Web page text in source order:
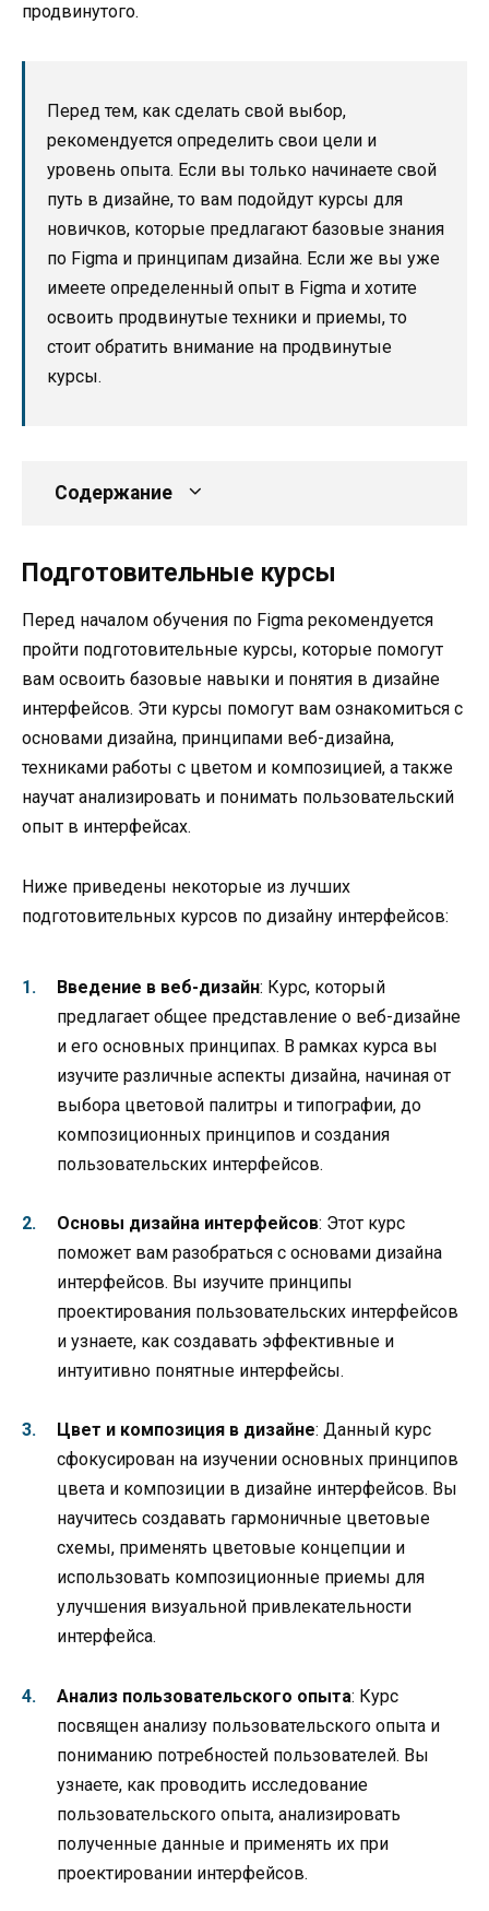
продвинутого.
Перед тем, как сделать свой выбор,
рекомендуется определить свои цели и
уровень опыта. Если вы только начинаете свой
путь в дизайне, то вам подойдут курсы для
новичков, которые предлагают базовые знания
по Figma и принципам дизайна. Если же вы уже
имеете определенный опыт в Figma и хотите
освоить продвинутые техники и приемы, то
стоит обратить внимание на продвинутые
курсы.
Содержание
Подготовительные курсы
Перед началом обучения по Figma рекомендуется
пройти подготовительные курсы, которые помогут
вам освоить базовые навыки и понятия в дизайне
интерфейсов. Эти курсы помогут вам ознакомиться с
основами дизайна, принципами веб-дизайна,
техниками работы с цветом и композицией, а также
научат анализировать и понимать пользовательский
опыт в интерфейсах.
Ниже приведены некоторые из лучших
подготовительных курсов по дизайну интерфейсов:
Введение в веб-дизайн: Курс, который
предлагает общее представление о веб-дизайне
и его основных принципах. В рамках курса вы
изучите различные аспекты дизайна, начиная от
выбора цветовой палитры и типографии, до
композиционных принципов и создания
пользовательских интерфейсов.
Основы дизайна интерфейсов: Этот курс
поможет вам разобраться с основами дизайна
интерфейсов. Вы изучите принципы
проектирования пользовательских интерфейсов
и узнаете, как создавать эффективные и
интуитивно понятные интерфейсы.
Цвет и композиция в дизайне: Данный курс
сфокусирован на изучении основных принципов
цвета и композиции в дизайне интерфейсов. Вы
научитесь создавать гармоничные цветовые
схемы, применять цветовые концепции и
использовать композиционные приемы для
улучшения визуальной привлекательности
интерфейса.
Анализ пользовательского опыта: Курс
посвящен анализу пользовательского опыта и
пониманию потребностей пользователей. Вы
узнаете, как проводить исследование
пользовательского опыта, анализировать
полученные данные и применять их при
проектировании интерфейсов.